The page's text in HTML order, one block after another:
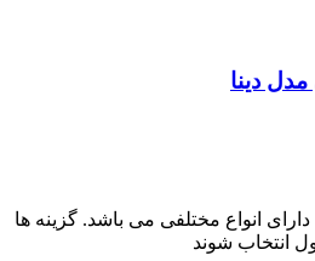
انواع مختلفی می باشد. گزینه ها
انتخاب شوند